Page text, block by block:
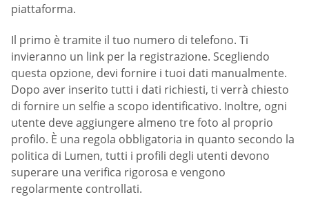
piattaforma.
Il primo è tramite il tuo numero di telefono. Ti
invieranno un link per la registrazione. Scegliendo
questa opzione, devi fornire i tuoi dati manualmente.
Dopo aver inserito tutti i dati richiesti, ti verrà chiesto
di fornire un selfie a scopo identificativo. Inoltre, ogni
utente deve aggiungere almeno tre foto al proprio
profilo. È una regola obbligatoria in quanto secondo la
politica di Lumen, tutti i profili degli utenti devono
superare una verifica rigorosa e vengono
regolarmente controllati.